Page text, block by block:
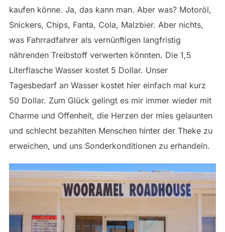
kaufen könne. Ja, das kann man. Aber was? Motoröl,
Snickers, Chips, Fanta, Cola, Malzbier. Aber nichts,
was Fahrradfahrer als vernünftigen langfristig
nährenden Treibstoff verwerten könnten. Die 1,5
Literflasche Wasser kostet 5 Dollar. Unser
Tagesbedarf an Wasser kostet hier einfach mal kurz
50 Dollar. Zum Glück gelingt es mir immer wieder mit
Charme und Offenheit, die Herzen der mies gelaunten
und schlecht bezahlten Menschen hinter der Theke zu
erweichen, und uns Sonderkonditionen zu erhandeln.